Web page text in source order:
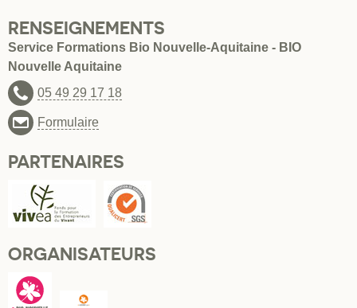
RENSEIGNEMENTS
Service Formations Bio Nouvelle-Aquitaine - BIO
Nouvelle Aquitaine
05 49 29 17 18
Formulaire
PARTENAIRES
ORGANISATEURS